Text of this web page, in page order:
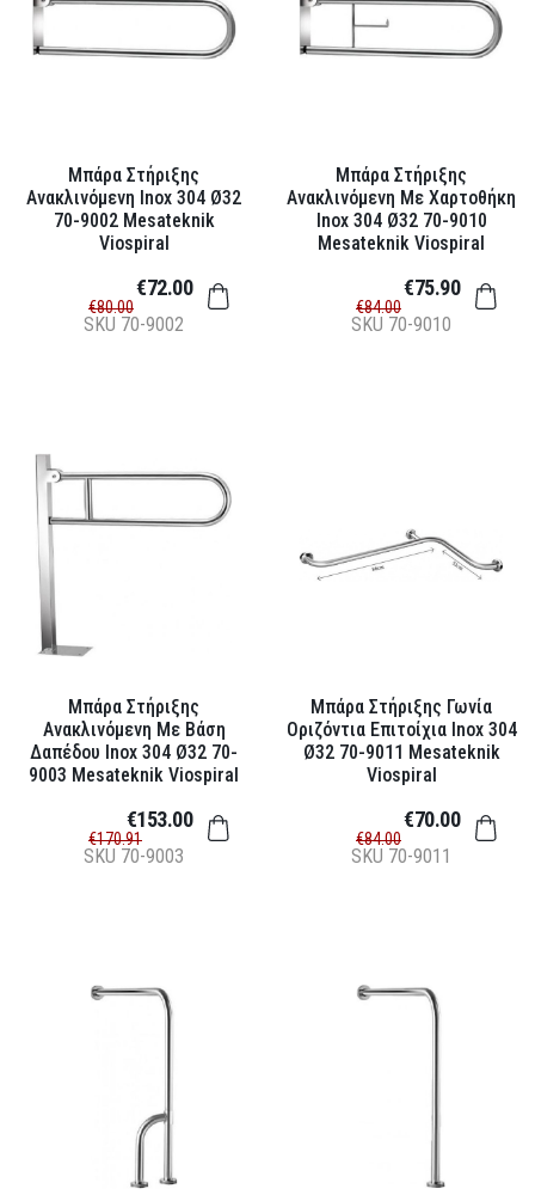
Μπάρα Στήριξης
Ανακλινόμενη Inox 304 Ø32
70-9002 Mesateknik
Viospiral
SKU 70-9002
€80.00
€72.00
Μπάρα Στήριξης
Ανακλινόμενη Με Χαρτοθήκη
Inox 304 Ø32 70-9010
Mesateknik Viospiral
SKU 70-9010
€84.00
€75.90
Μπάρα Στήριξης
Ανακλινόμενη Με Βάση
Δαπέδου Inox 304 Ø32 70-
9003 Mesateknik Viospiral
SKU 70-9003
€170.91
€153.00
Μπάρα Στήριξης Γωνία
Οριζόντια Επιτοίχια Inox 304
Ø32 70-9011 Mesateknik
Viospiral
SKU 70-9011
€84.00
€70.00